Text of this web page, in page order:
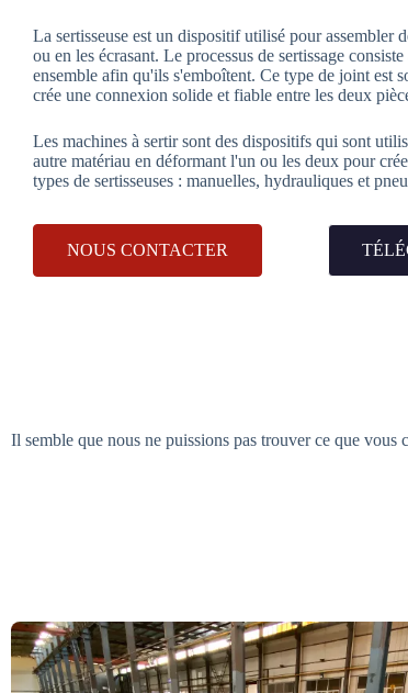
La sertisseuse est un dispositif utilisé pour assembler
ou en les écrasant. Le processus de sertissage
ensemble afin qu'ils s'emboîtent. Ce type de joint est
crée une connexion solide et fiable entre les deux
Les machines à sertir sont des dispositifs qui sont
autre matériau en déformant l'un ou les deux pour
types de sertisseuses : manuelles, hydrauliques et
NOUS CONTACTER
Il semble que nous ne puissions pas trouver ce que vous